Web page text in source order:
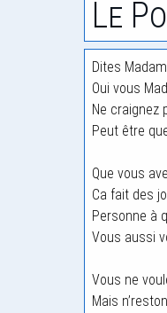
Le
Dites
Oui vous
Ne craignez
Peut être
Que vous
Ca fait des
Personne à
Vous aussi
Vous ne
Mais